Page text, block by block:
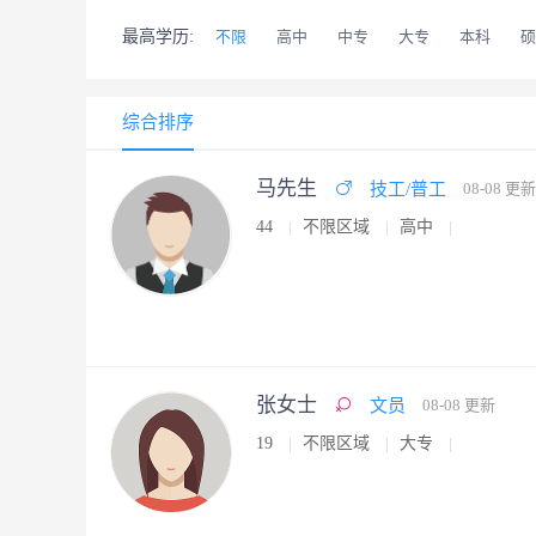
最高学历: 不限 高中 中专 大专 本科
综合排序
马先生 技工/普工 08-08 更新
44 不限区域 高中
张女士 文员 08-08 更新
19 不限区域 大专